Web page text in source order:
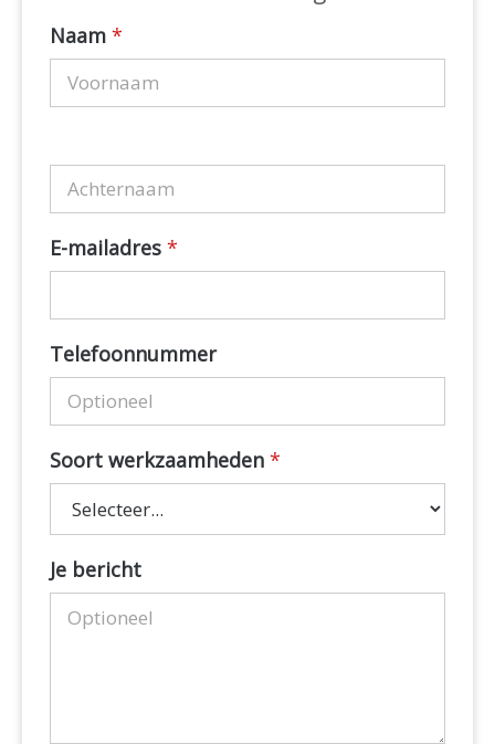
Naam *
E-mailadres *
Telefoonnummer
Soort werkzaamheden *
werkzaamheden
Je bericht